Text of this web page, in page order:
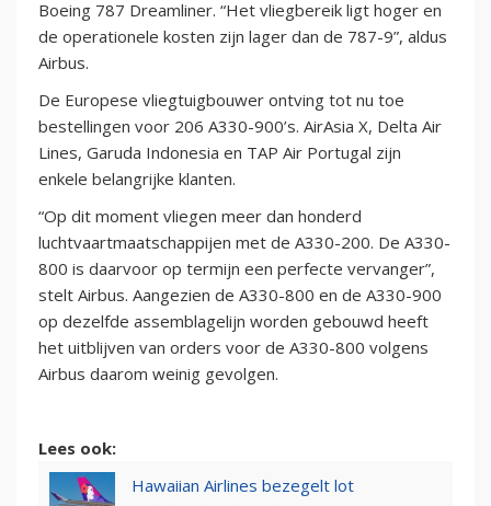
Boeing 787 Dreamliner. “Het vliegbereik ligt hoger en
de operationele kosten zijn lager dan de 787-9”, aldus
Airbus.
De Europese vliegtuigbouwer ontving tot nu toe
bestellingen voor 206 A330-900’s. AirAsia X, Delta Air
Lines, Garuda Indonesia en TAP Air Portugal zijn
enkele belangrijke klanten.
“Op dit moment vliegen meer dan honderd
luchtvaartmaatschappijen met de A330-200. De A330-
800 is daarvoor op termijn een perfecte vervanger”,
stelt Airbus. Aangezien de A330-800 en de A330-900
op dezelfde assemblagelijn worden gebouwd heeft
het uitblijven van orders voor de A330-800 volgens
Airbus daarom weinig gevolgen.
Lees ook:
Hawaiian Airlines bezegelt lot